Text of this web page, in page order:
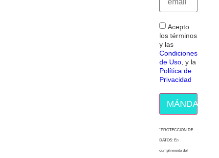
Acepto
los términos
y las
Condiciones
de Uso , y la
Política de
Privacidad
MÁNDAME
“PROTECCION DE
DATOS: En
cumplimiento del